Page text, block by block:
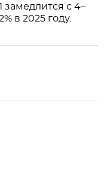
с 4–
в 2025 году.